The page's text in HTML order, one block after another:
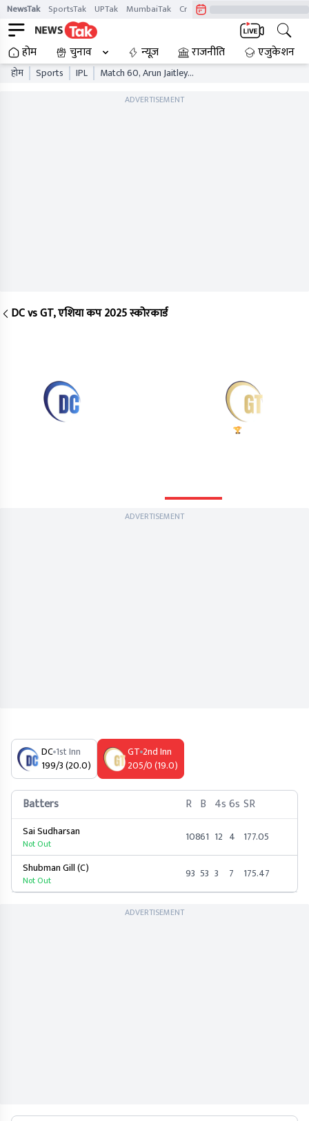
NewsTak SportsTak UPTak MumbaiTak CrimeTak
होम चुनाव न्यूज़ राजनीति एजुकेशन
होम Sports IPL
Match 60, Arun Jaitley
ADVERTISEMENT
DC vs GT, एशिया कप 2025 स्कोरकार्ड
ADVERTISEMENT
DC 1st Inn
199/3 (20.0)
GT 2nd Inn
205/0 (19.0)
Batters R B 4s6s SR
Sai Sudharsan
Not Out 10861 12 4
177.05
Shubman Gill (C)
Not Out 93 53 3 7 175.47
ADVERTISEMENT